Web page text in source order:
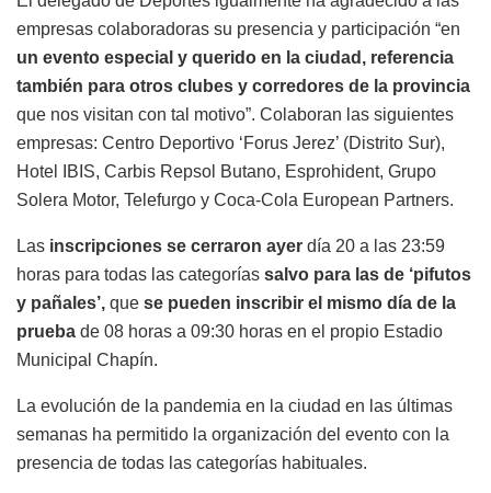
empresas colaboradoras su presencia y participación “en
un evento especial y querido en la ciudad, referencia
también para otros clubes y corredores de la provincia
que nos visitan con tal motivo”. Colaboran las siguientes
empresas: Centro Deportivo ‘Forus Jerez’ (Distrito Sur),
Hotel IBIS, Carbis Repsol Butano, Esprohident, Grupo
Solera Motor, Telefurgo y Coca-Cola European Partners.
Las inscripciones se cerraron ayer día 20 a las 23:59
horas para todas las categorías salvo para las de ‘pifutos
y pañales’, que se pueden inscribir el mismo día de la
prueba de 08 horas a 09:30 horas en el propio Estadio
Municipal Chapín.
La evolución de la pandemia en la ciudad en las últimas
semanas ha permitido la organización del evento con la
presencia de todas las categorías habituales.